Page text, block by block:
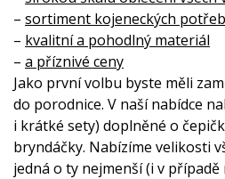
– sortiment kojeneckých potřeb
– kvalitní a pohodlný materiál
– a příznivé ceny
Jako první volbu byste měli
do porodnice. V naší nabídce
i krátké sety) doplněné o
bryndáčky. Nabízíme velikosti
jedná o ty nejmenší (i v